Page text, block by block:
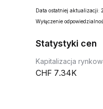
Data ostatniej
Wyłączenie
Statystyki cen
Kapitalizacja
7.34K